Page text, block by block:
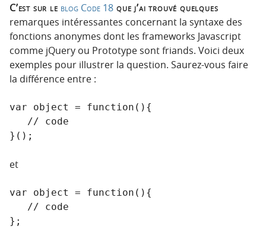
C’est sur le blog Code 18 que j’ai trouvé quelques
remarques intéressantes concernant la syntaxe des
fonctions anonymes dont les frameworks Javascript
comme jQuery ou Prototype sont friands. Voici deux
exemples pour illustrer la question. Saurez-vous faire
la différence entre :
var object = function(){
}();
et
var object = function(){
};